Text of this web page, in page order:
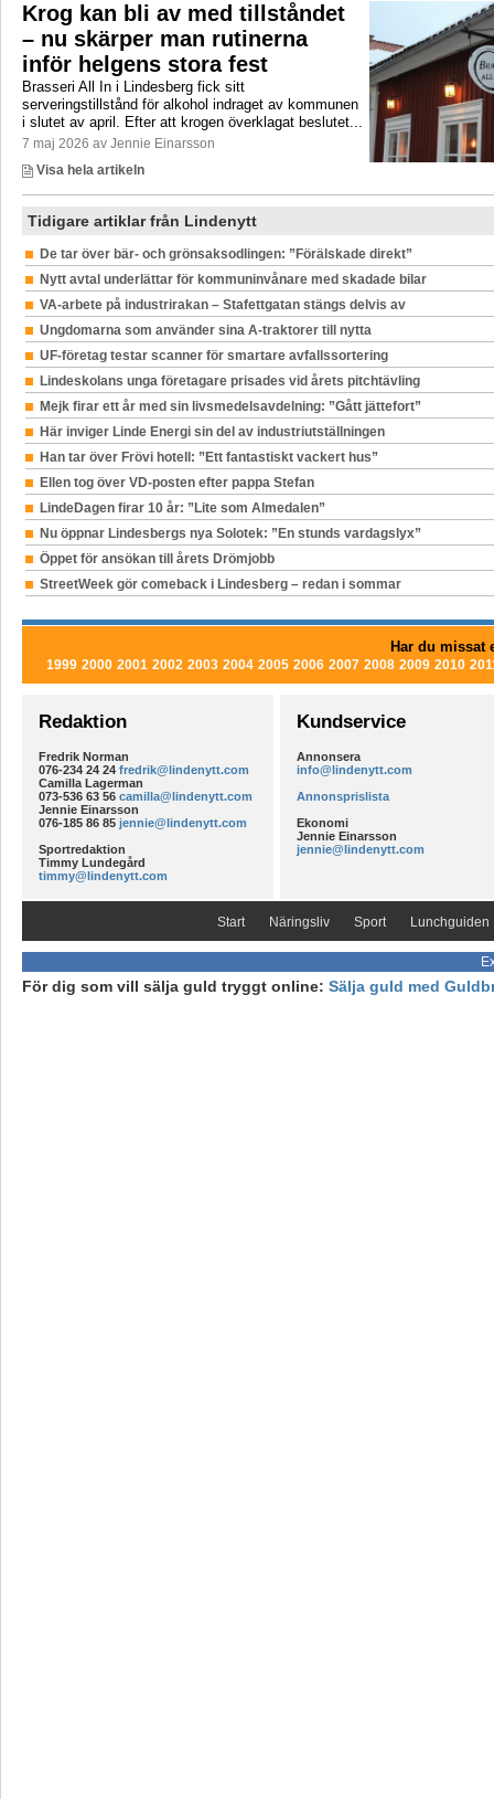
Krog kan bli av med tillståndet
– nu skärper man rutinerna
inför helgens stora fest
Brasseri All In i Lindesberg fick sitt
serveringstillstånd för alkohol indraget av kommunen
i slutet av april. Efter att krogen överklagat beslutet...
7 maj 2026 av Jennie Einarsson
Visa hela artikeln
Tidigare artiklar från Lindenytt
De tar över bär- och grönsaksodlingen: ”Förälskade direkt”
Nytt avtal underlättar för kommuninvånare med skadade bilar
VA-arbete på industrirakan – Stafettgatan stängs delvis av
Ungdomarna som använder sina A-traktorer till nytta
UF-företag testar scanner för smartare avfallssortering
Lindeskolans unga företagare prisades vid årets pitchtävling
Mejk firar ett år med sin livsmedelsavdelning: ”Gått jättefort”
Här inviger Linde Energi sin del av industriutställningen
Han tar över Frövi hotell: ”Ett fantastiskt vackert hus”
Ellen tog över VD-posten efter pappa Stefan
LindeDagen firar 10 år: ”Lite som Almedalen”
Nu öppnar Lindesbergs nya Solotek: ”En stunds vardagslyx”
Öppet för ansökan till årets Drömjobb
StreetWeek gör comeback i Lindesberg – redan i sommar
Har du missat
1999 2000 2001 2002 2003 2004 2005 2006 2007 2008 2009 2010
Redaktion
Fredrik Norman
076-234 24 24 fredrik@lindenytt.com
Camilla Lagerman
073-536 63 56 camilla@lindenytt.com
Jennie Einarsson
076-185 86 85 jennie@lindenytt.com
Sportredaktion
Timmy Lundegård
timmy@lindenytt.com
Kundservice
Annonsera
info@lindenytt.com
Annonsprislista
Ekonomi
Jennie Einarsson
jennie@lindenytt.com
Start Näringsliv Sport Lunchguiden
För dig som vill sälja guld tryggt online: Sälja guld med